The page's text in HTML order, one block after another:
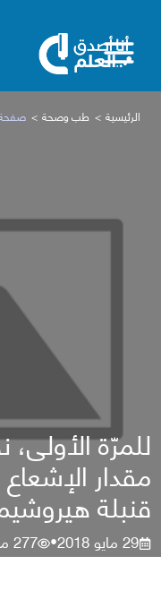
الرئيسية طب وصحة
للمرّة
مقدار
قنبلة
29 مايو 2018 •
277